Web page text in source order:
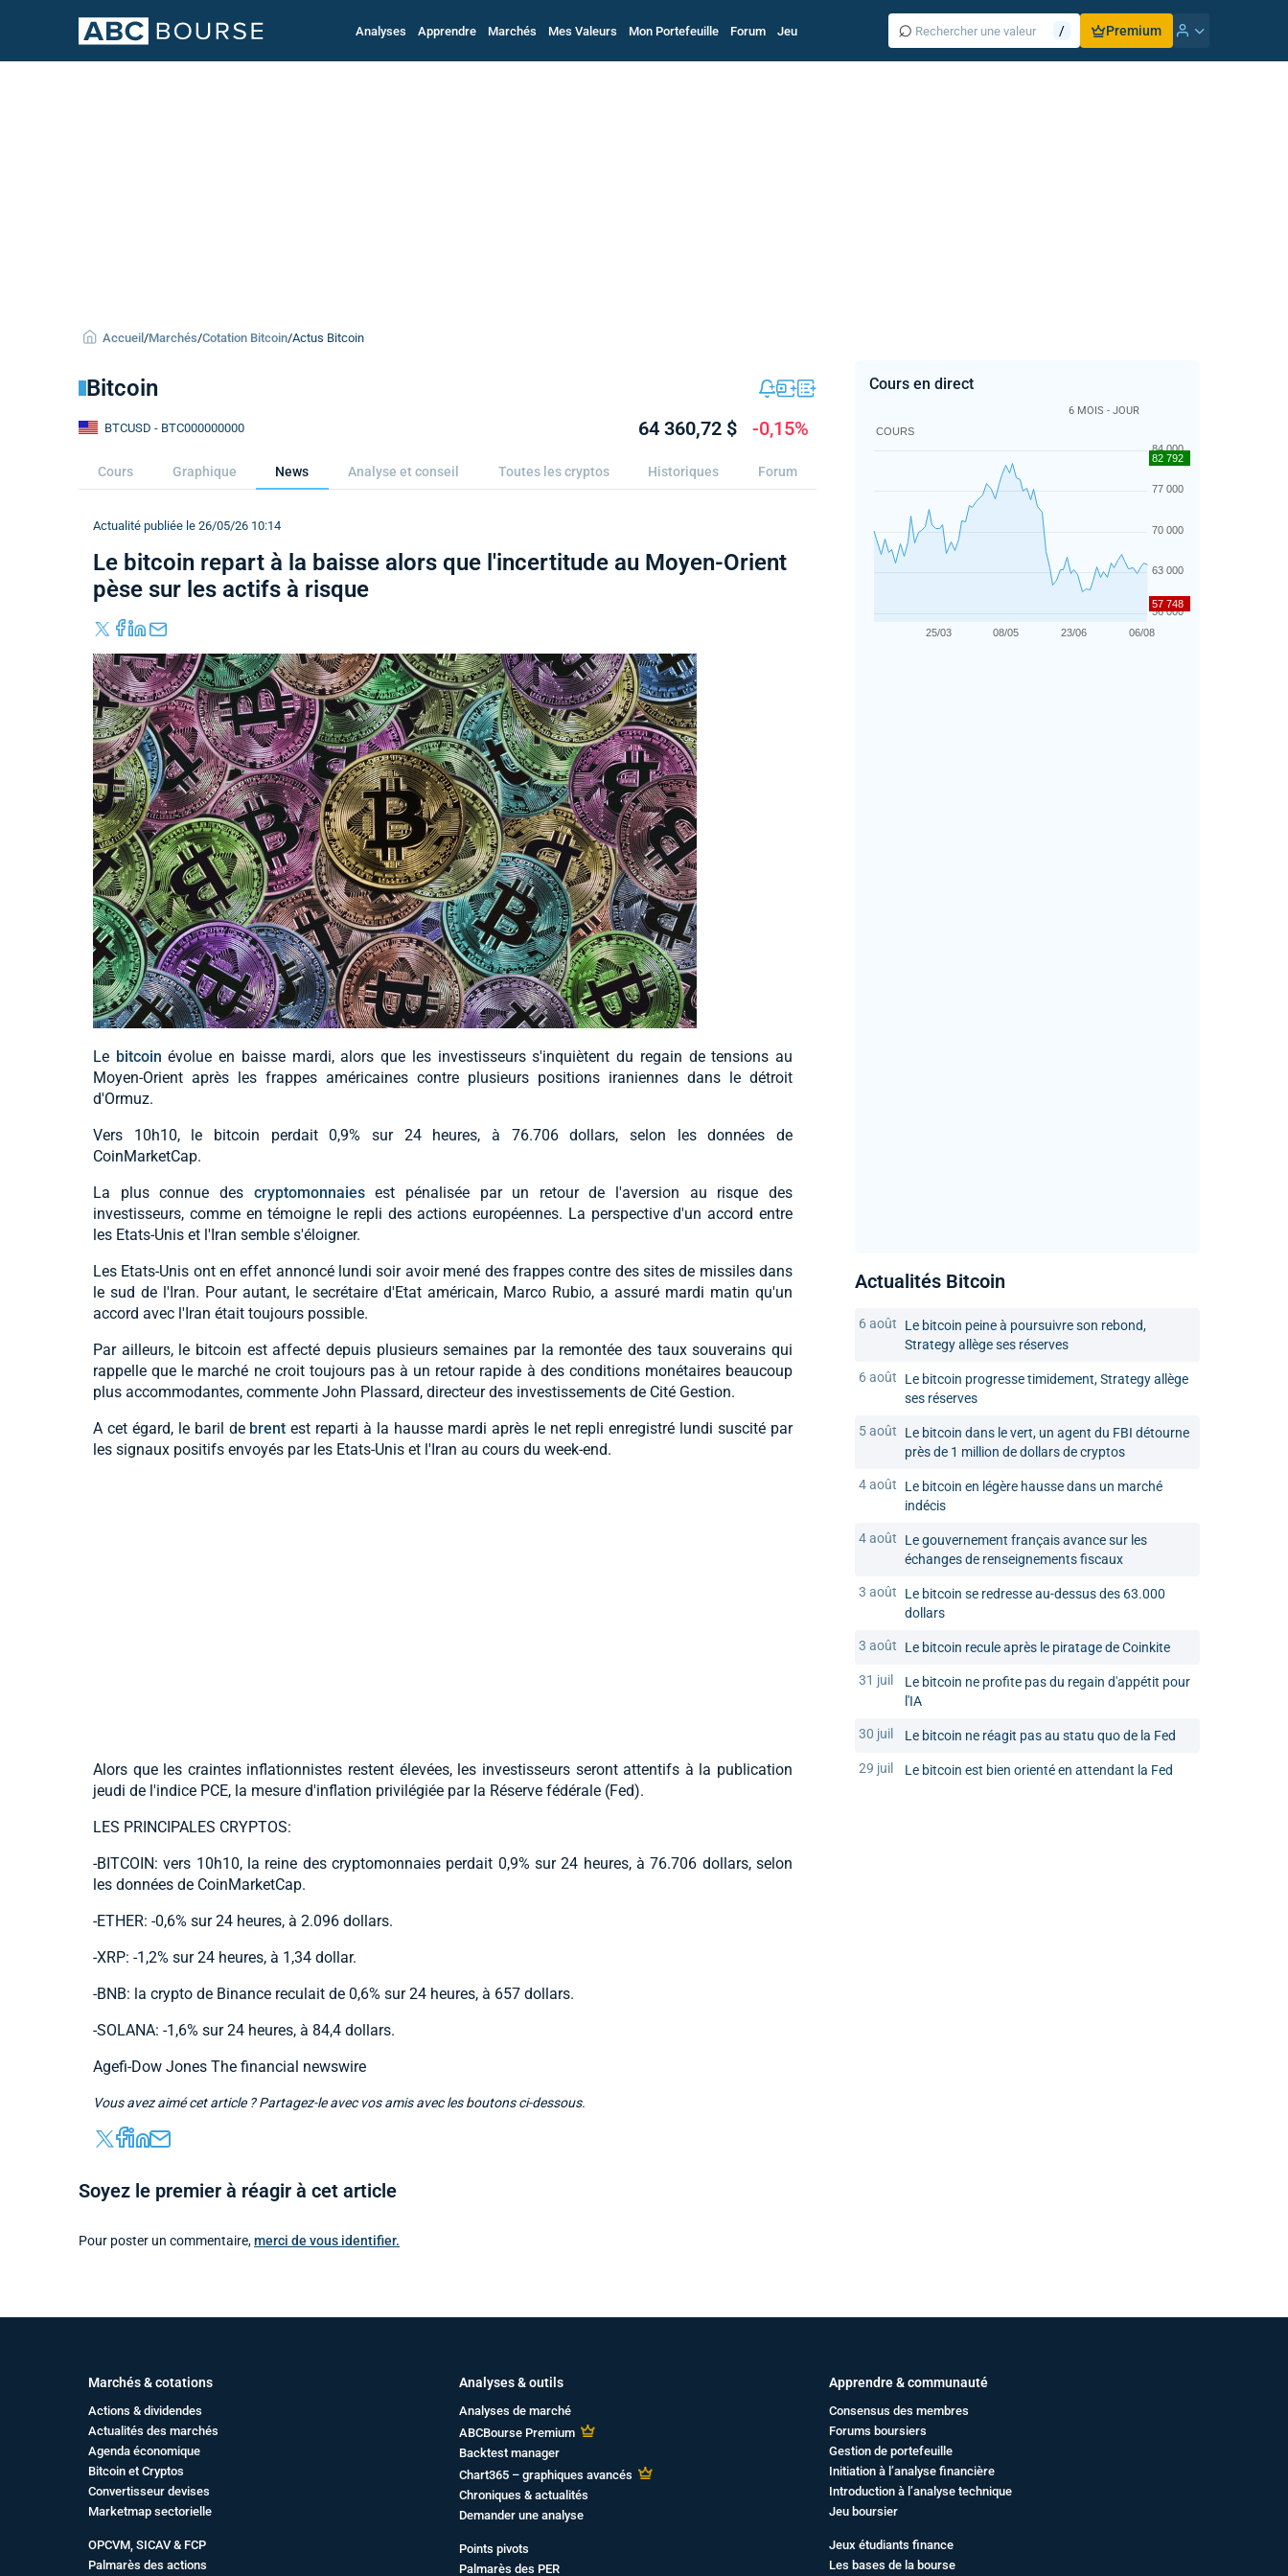
Analyses Apprendre Marchés Mes Valeurs Mon Portefeuille Forum Jeu ⌕ / Premium
Accueil /Marchés/Cotation Bitcoin/Actus Bitcoin
Bitcoin
BTCUSD - BTC000000000 64 360,72 $ -0,15%
Cours Graphique News Analyse et conseil Toutes les cryptos Historiques Forum
Actualité publiée le 26/05/26 10:14
Le bitcoin repart à la baisse alors que l'incertitude au Moyen-Orient
pèse sur les actifs à risque
Le bitcoin évolue en baisse mardi, alors que les investisseurs s'inquiètent du regain de tensions au
Moyen-Orient après les frappes américaines contre plusieurs positions iraniennes dans le détroit
d'Ormuz.
Vers 10h10, le bitcoin perdait 0,9% sur 24 heures, à 76.706 dollars, selon les données de
CoinMarketCap.
La plus connue des cryptomonnaiesest pénalisée par un retour de l'aversion au risque des
investisseurs, comme en témoigne le repli des actions européennes. La perspective d'un accord entre
les Etats-Unis et l'Iran semble s'éloigner.
Les Etats-Unis ont en effet annoncé lundi soir avoir mené des frappes contre des sites de missiles dans
le sud de l'Iran. Pour autant, le secrétaire d'Etat américain, Marco Rubio, a assuré mardi matin qu'un
accord avec l'Iran était toujours possible.
Par ailleurs, le bitcoin est affecté depuis plusieurs semaines par la remontée des taux souverains qui
rappelle que le marché ne croit toujours pas à un retour rapide à des conditions monétaires beaucoup
plus accommodantes, commente John Plassard, directeur des investissements de Cité Gestion.
A cet égard, le baril debrentest reparti à la hausse mardi après le net repli enregistré lundi suscité par
les signaux positifs envoyés par les Etats-Unis et l'Iran au cours du week-end.
Alors que les craintes inflationnistes restent élevées, les investisseurs seront attentifs à la publication
jeudi de l'indice PCE, la mesure d'inflation privilégiée par la Réserve fédérale (Fed).
LES PRINCIPALES CRYPTOS:
-BITCOIN: vers 10h10, la reine des cryptomonnaies perdait 0,9% sur 24 heures, à 76.706 dollars, selon
les données de CoinMarketCap.
-ETHER: -0,6% sur 24 heures, à 2.096 dollars.
-XRP: -1,2% sur 24 heures, à 1,34 dollar.
-BNB: la crypto de Binance reculait de 0,6% sur 24 heures, à 657 dollars.
-SOLANA: -1,6% sur 24 heures, à 84,4 dollars.
Agefi-Dow Jones The financial newswire
Vous avez aimé cet article ? Partagez-le avec vos amis avec les boutons ci-dessous.
Cours en direct
6 MOIS - JOUR
COURS
Actualités Bitcoin
6 août
Le bitcoin peine à poursuivre son rebond,
Strategy allège ses réserves
6 août
Le bitcoin progresse timidement, Strategy allège
ses réserves
5 août
Le bitcoin dans le vert, un agent du FBI détourne
près de 1 million de dollars de cryptos
4 août
Le bitcoin en légère hausse dans un marché
indécis
4 août
Le gouvernement français avance sur les
échanges de renseignements fiscaux
3 août
Le bitcoin se redresse au-dessus des 63.000
dollars
3 août Le bitcoin recule après le piratage de Coinkite
31 juil
Le bitcoin ne profite pas du regain d'appétit pour
l'IA
30 juil Le bitcoin ne réagit pas au statu quo de la Fed
29 juil Le bitcoin est bien orienté en attendant la Fed
Soyez le premier à réagir à cet article
Pour poster un commentaire,merci de vous identifier.
Marchés & cotations
Actions & dividendes
Actualités des marchés
Agenda économique
Bitcoin et Cryptos
Convertisseur devises
Marketmap sectorielle
OPCVM, SICAV & FCP
Palmarès des actions
Analyses & outils
Analyses de marché
ABCBourse Premium
Backtest manager
Chart365 – graphiques avancés
Chroniques & actualités
Demander une analyse
Points pivots
Palmarès des PER
Apprendre & communauté
Consensus des membres
Forums boursiers
Gestion de portefeuille
Initiation à l’analyse financière
Introduction à l’analyse technique
Jeu boursier
Jeux étudiants finance
Les bases de la bourse